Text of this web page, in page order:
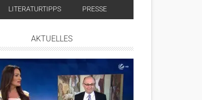
LITERATURTIPPS PRESSE
AKTUELLES